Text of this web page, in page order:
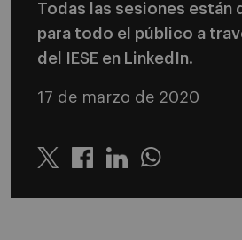
Todas las sesiones están
para todo el público a
del IESE en LinkedIn.
17 de marzo de 2020
Twitter LinkedinWhatsapp